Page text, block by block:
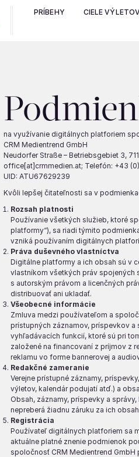
PRÍBEHY CIELE VÝLETOV
na využívanie digitálnych platforiem
CRM Medientrend GmbH
Neudorfer Straße – Betriebsgebiet 3,
office[at]crmmedien.at; Telefón: +43
UID: ATU67629239
Kvôli lepšej čitateľnosti sa v
Rozsah platnosti
Používanie všetkých služieb, ktoré
platformy“), sa riadi týmito
vzniká používaním digitálnych
Práva duševného vlastníctva
Digitálne platformy a ich obsah sú v
vlastníkom všetkých práv spojených
s autorským právom a licenčných
distribuovať ani ukladať.
Všeobecné informácie
Zmluva medzi používateľom a
prístupných záznamov, príspevkov a
vyhľadávacích funkcií, ktoré sú pri
založené na financovaní z príjmov z
reklamu vo forme bannerovej a
Redakčné zameranie
Verejne prístupné záznamy,
výletov, kalendár podujatí atď.) a
Obsah, záznamy, príspevky a
nepreberá žiadnu záruku za ich
Registrácia
Používateľ digitálnych platforiem sa
aktuálne platné znenie podmienok
spoločnosť CRM Medientrend